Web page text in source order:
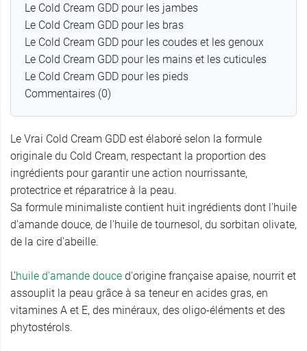
Le Cold Cream GDD pour les jambes
Le Cold Cream GDD pour les bras
Le Cold Cream GDD pour les coudes et les genoux
Le Cold Cream GDD pour les mains et les cuticules
Le Cold Cream GDD pour les pieds
Commentaires (0)
Le Vrai Cold Cream GDD est élaboré selon la formule
originale du Cold Cream, respectant la proportion des
ingrédients pour garantir une action nourrissante,
protectrice et réparatrice à la peau.
Sa formule minimaliste contient huit ingrédients dont l'huile
d'amande douce, de l'huile de tournesol, du sorbitan olivate,
de la cire d'abeille.
L'huile d'amande douce d'origine française apaise, nourrit et
assouplit la peau grâce à sa teneur en acides gras, en
vitamines A et E, des minéraux, des oligo-éléments et des
phytostérols.